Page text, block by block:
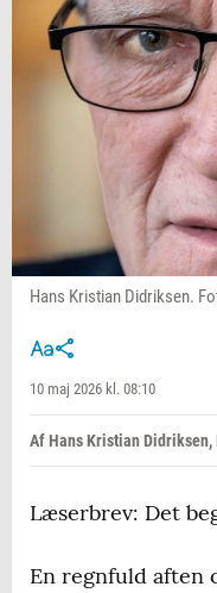
Hans Kristian Didriksen.
10 maj 2026 kl. 08:10
Af Hans Kristian
Læserbrev: Det
En regnfuld aften